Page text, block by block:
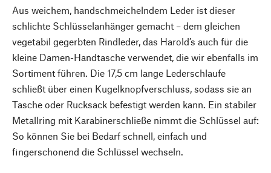
Aus weichem, handschmeichelndem Leder ist dieser
schlichte Schlüsselanhänger gemacht – dem gleichen
vegetabil gegerbten Rindleder, das Harold’s auch für die
kleine Damen-Handtasche verwendet, die wir ebenfalls im
Sortiment führen. Die 17,5 cm lange Lederschlaufe
schließt über einen Kugelknopfverschluss, sodass sie an
Tasche oder Rucksack befestigt werden kann. Ein stabiler
Metallring mit Karabinerschließe nimmt die Schlüssel auf:
So können Sie bei Bedarf schnell, einfach und
fingerschonend die Schlüssel wechseln.